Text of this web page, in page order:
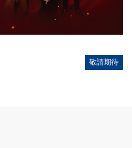
敬請期待